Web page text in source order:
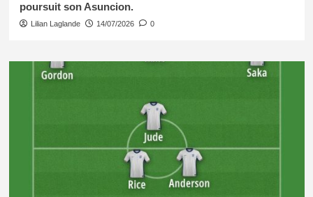
poursuit son Asuncion.
Lilian Laglande 14/07/2026 0